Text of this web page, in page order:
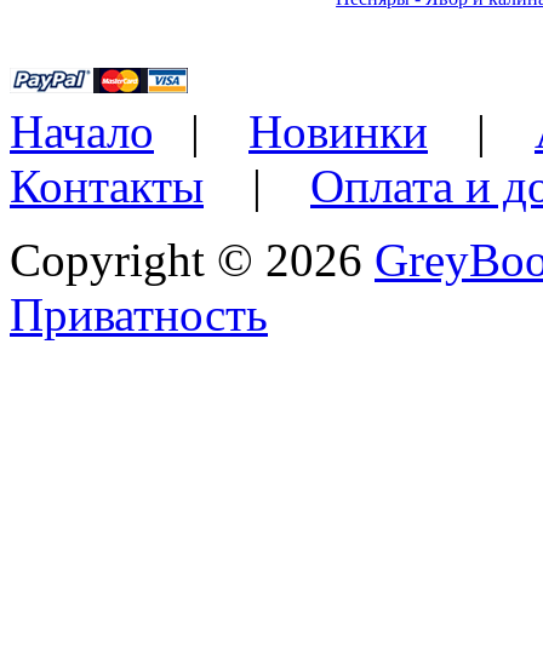
Начало | Новинки |
Контакты | Оплата и
Copyright © 2026
Приватность